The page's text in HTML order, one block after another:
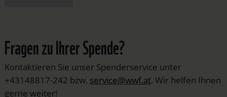
Fragen zu Ihrer Spende?
Kontaktieren Sie unser Spenderservice unter
+43148817-242 bzw. service@wwf.at. Wir helfen Ihnen
gerne weiter!